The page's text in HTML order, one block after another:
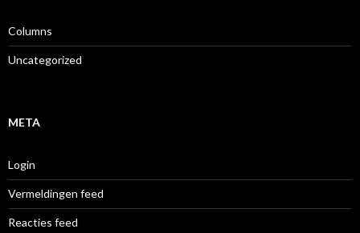
Columns
Uncategorized
META
Login
Vermeldingen feed
Reacties feed